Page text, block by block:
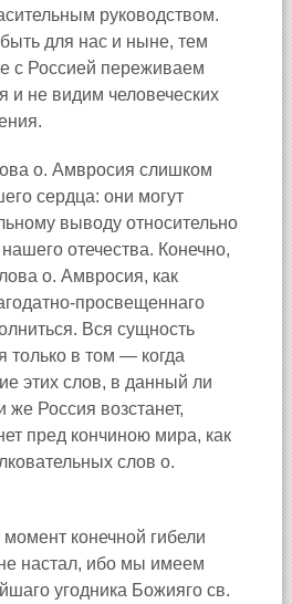
руководством.
для нас и ныне, тем
с Россией переживаем
и не видим человеческих
о. Амвросия слишком
сердца: они могут
выводу относительно
отечества. Конечно,
о. Амвросия, как
просвещеннаго
Вся сущность
только в том — когда
этих слов, в данный ли
Россия возстанет,
пред кончиною мира, как
слов о.
конечной гибели
настал, ибо мы имеем
угодника Божияго св.